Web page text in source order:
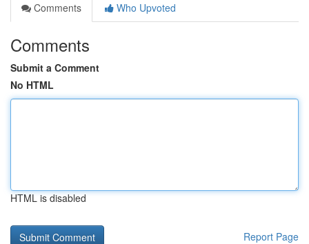
Comments
Who Upvoted
Comments
Submit a Comment
No HTML
HTML is disabled
Report Page